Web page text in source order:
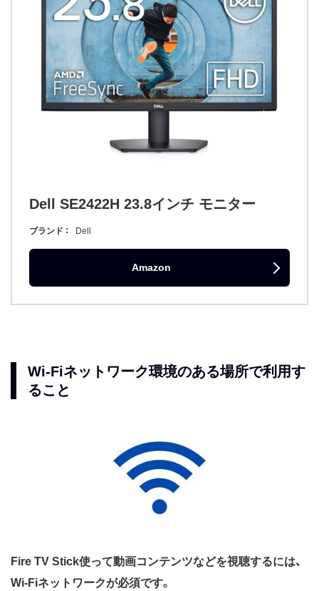
Dell SE2422H 23.8インチ モニター
ブランド Dell
Amazon
Wi-Fiネットワーク環境のある場所で利用す
ること
Fire TV Stick使って動画コンテンツなどを視聴するには、
Wi-Fiネットワークが必須です。